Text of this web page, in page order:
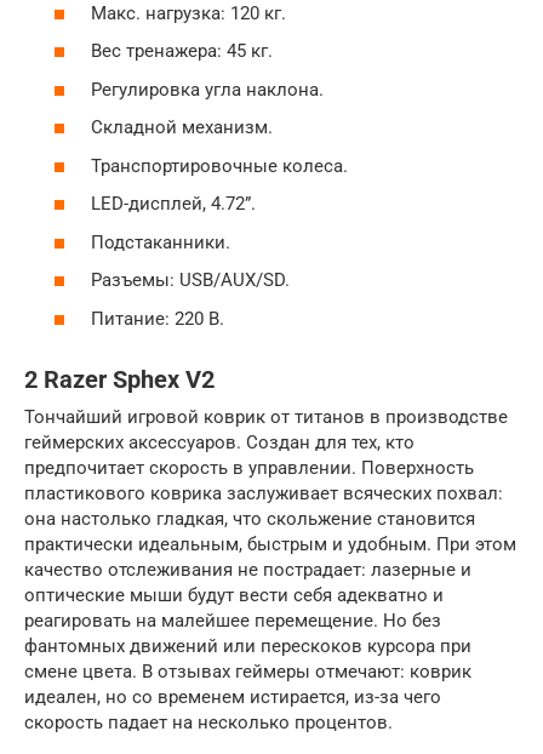
Макс. нагрузка: 120 кг.
Вес тренажера: 45 кг.
Регулировка угла наклона.
Складной механизм.
Транспортировочные колеса.
LED-дисплей, 4.72”.
Подстаканники.
Разъемы: USB/AUX/SD.
Питание: 220 В.
2 Razer Sphex V2
Тончайший игровой коврик от титанов в производстве
геймерских аксессуаров. Создан для тех, кто
предпочитает скорость в управлении. Поверхность
пластикового коврика заслуживает всяческих похвал:
она настолько гладкая, что скольжение становится
практически идеальным, быстрым и удобным. При этом
качество отслеживания не пострадает: лазерные и
оптические мыши будут вести себя адекватно и
реагировать на малейшее перемещение. Но без
фантомных движений или перескоков курсора при
смене цвета. В отзывах геймеры отмечают: коврик
идеален, но со временем истирается, из-за чего
скорость падает на несколько процентов.